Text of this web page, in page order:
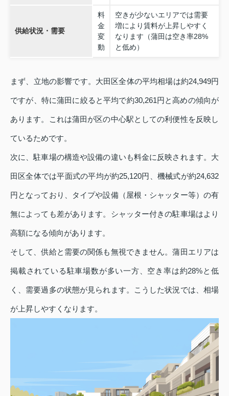
供給状況・需要
料
金
変
動
空きが少ないエリアでは需要
増により賃料が上昇しやすく
なります（蒲田は空き率28%
と低め）
まず、立地の影響です。大田区全体の平均相場は約24,949円
ですが、特に蒲田に絞ると平均で約30,261円と高めの傾向が
あります。これは蒲田が区の中心駅としての利便性を反映し
ているためです。
次に、駐車場の構造や設備の違いも料金に反映されます。大
田区全体では平面式の平均が約25,120円、機械式が約24,632
円となっており、タイプや設備（屋根・シャッター等）の有
無によっても差があります。シャッター付きの駐車場はより
高額になる傾向があります。
そして、供給と需要の関係も無視できません。蒲田エリアは
掲載されている駐車場数が多い一方、空き率は約28%と低
く、需要過多の状態が見られます。こうした状況では、相場
が上昇しやすくなります。